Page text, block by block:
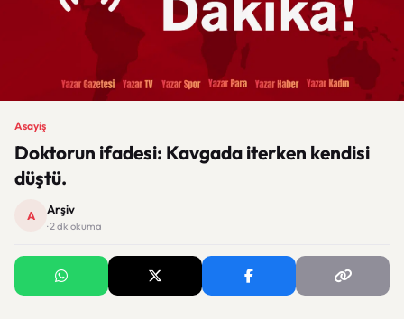
Asayiş
Doktorun ifadesi: Kavgada iterken kendisi
düştü.
A Arşiv
· 2 dk okuma